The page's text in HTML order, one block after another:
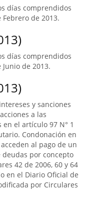
días comprendidos
de 2013.
días comprendidos
de 2013.
y sanciones
a las
el artículo 97 N° 1
Condonación en
al pago de un
deudas por concepto
42 de 2006, 60 y 64
en el Diario Oficial de
por Circulares